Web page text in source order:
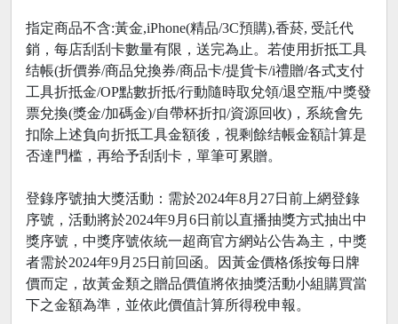
指定商品不含:黃金,iPhone(精品/3C預購),香菸, 受託代
銷，每店刮刮卡數量有限，送完為止。若使用折抵工具
结帳(折價券/商品兌換券/商品卡/提貨卡/i禮贈/各式支付
工具折抵金/OP點數折抵/行動隨時取兌領/退空瓶/中獎發
票兌換(獎金/加碼金)/自帶杯折扣/資源回收)，系統會先
扣除上述負向折抵工具金額後，視剩餘结帳金額計算是
否達門槛，再给予刮刮卡，單筆可累贈。
登錄序號抽大獎活動：需於2024年8月27日前上網登錄
序號，活動將於2024年9月6日前以直播抽獎方式抽出中
獎序號，中獎序號依統一超商官方網站公告為主，中獎
者需於2024年9月25日前回函。因黃金價格係按每日牌
價而定，故黃金類之贈品價值將依抽獎活動小組購買當
下之金額為準，並依此價值計算所得稅申報。